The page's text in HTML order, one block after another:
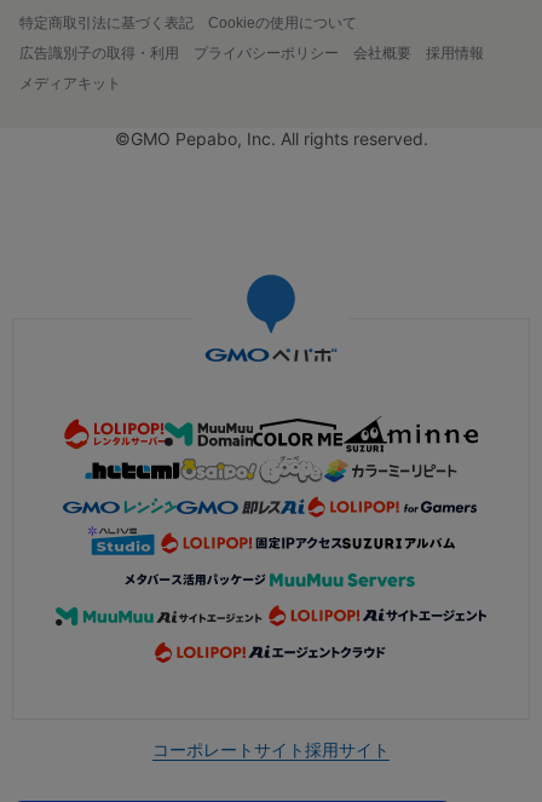
特定商取引法に基づく表記
Cookieの使用について
広告識別子の取得・利用
プライバシーポリシー 会社概要
採用情報
メディアキット
©GMO Pepabo, Inc. All rights reserved.
コーポレートサイト採用サイト